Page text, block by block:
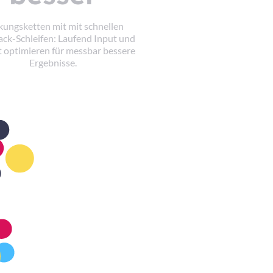
mit mit schnellen
Schleifen: Laufend Input und
für messbar bessere
Ergebnisse.